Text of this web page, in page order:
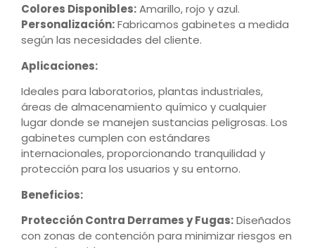
Colores Disponibles:Amarillo, rojo y azul.
Personalización:Fabricamos gabinetes a medida
según las necesidades del cliente.
Aplicaciones:
Ideales para laboratorios, plantas industriales,
áreas de almacenamiento químico y cualquier
lugar donde se manejen sustancias peligrosas. Los
gabinetes cumplen con estándares
internacionales, proporcionando tranquilidad y
protección para los usuarios y su entorno.
Beneficios:
Protección Contra Derrames y Fugas:Diseñados
con zonas de contención para minimizar riesgos en